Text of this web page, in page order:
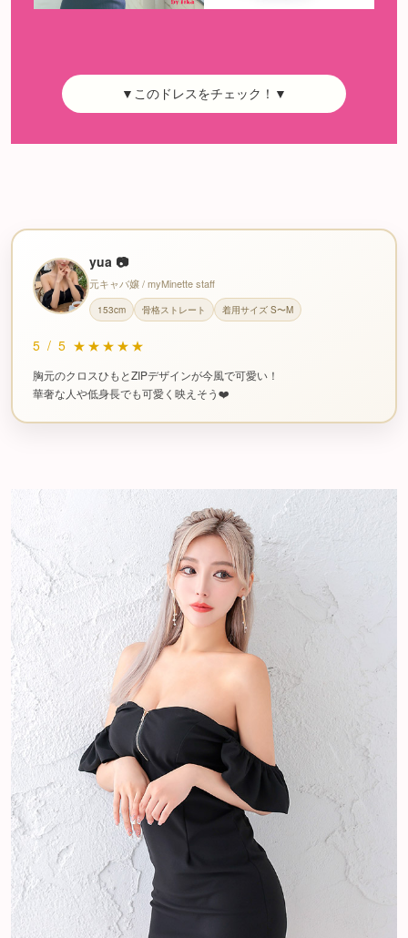
▼このドレスをチェック！▼
yua 📷
元キャバ嬢 / myMinette staff
153cm 骨格ストレート 着用サイズ S〜M
5 / 5 ★★★★★
胸元のクロスひもとZIPデザインが今風で可愛い！
華奢な人や低身長でも可愛く映えそう❤️